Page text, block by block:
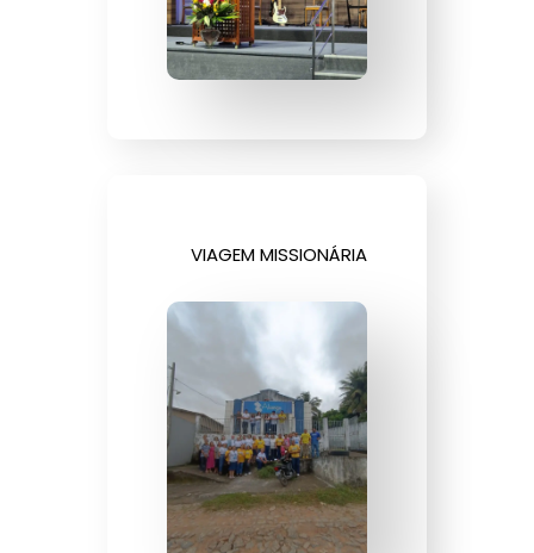
VIAGEM MISSIONÁRIA